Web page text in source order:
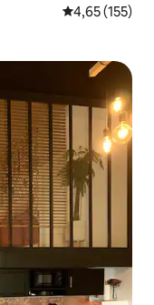
4,65 (155)